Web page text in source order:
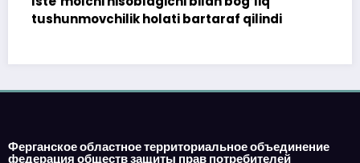
holati bartaraf qilindi
topshirilmadi…
Ферганское областное территориальное объединение
федерация обществ защиты прав потребителей